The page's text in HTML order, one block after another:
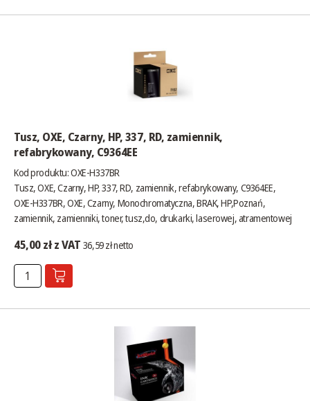
Tusz, OXE, Czarny, HP, 337, RD, zamiennik,
refabrykowany, C9364EE
Kod produktu: OXE-H337BR
Tusz, OXE, Czarny, HP, 337, RD, zamiennik, refabrykowany, C9364EE,
OXE-H337BR, OXE, Czarny, Monochromatyczna, BRAK, HP,Poznań,
zamiennik, zamienniki, toner, tusz,do, drukarki, laserowej, atramentowej
45,00 zł z VAT 36,59 zł netto